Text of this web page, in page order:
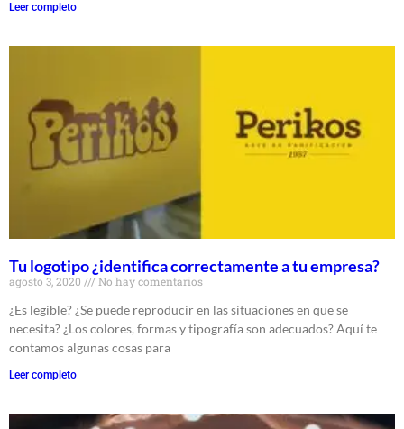
Leer completo
Tu logotipo ¿identifica correctamente a tu empresa?
agosto 3, 2020 No hay comentarios
¿Es legible? ¿Se puede reproducir en las situaciones en que se
necesita? ¿Los colores, formas y tipografía son adecuados? Aquí te
contamos algunas cosas para
Leer completo